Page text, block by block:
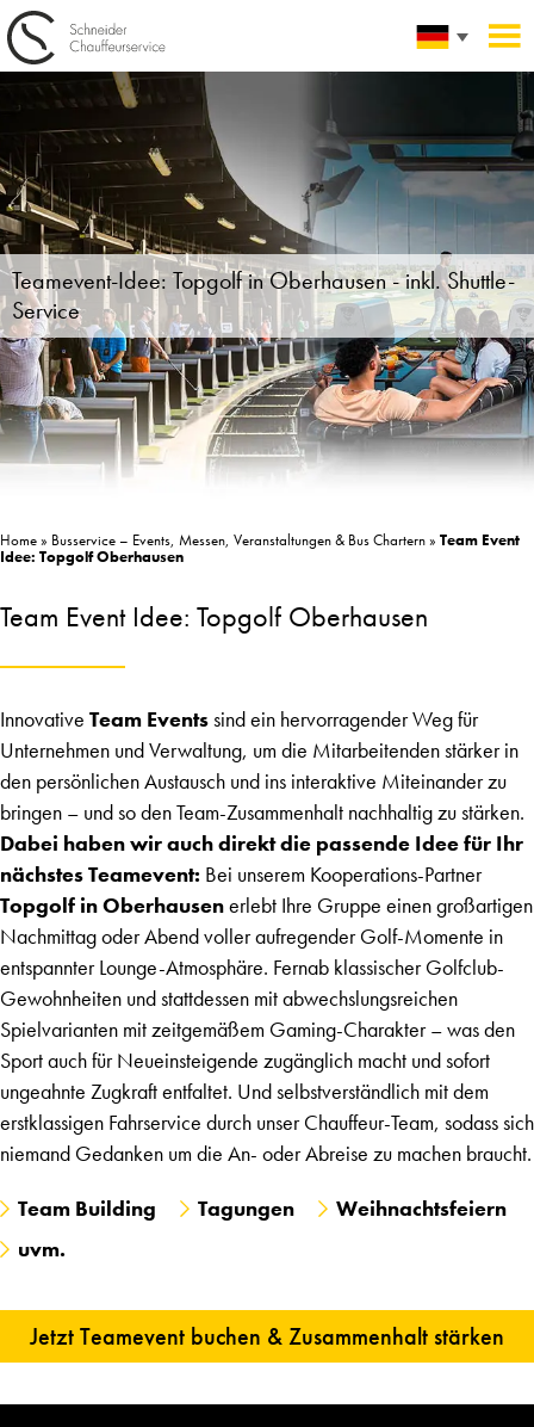
Teamevent-Idee:Topgolf in Oberhausen -inkl. Shuttle-
Service
Home» Busservice – Events, Messen, Veranstaltungen & Bus Chartern» Team Event
Idee: Topgolf Oberhausen
Team Event Idee: Topgolf Oberhausen
Innovative Team Eventssind ein hervorragender Weg für
Unternehmen und Verwaltung, um die Mitarbeitenden stärker in
den persönlichen Austausch und ins interaktive Miteinander zu
bringen – und so den Team-Zusammenhalt nachhaltig zu stärken.
Dabei haben wir auch direkt die passende Idee für Ihr
nächstes Teamevent: Bei unserem Kooperations-Partner
Topgolf in Oberhausenerlebt Ihre Gruppe einen großartigen
Nachmittag oder Abend voller aufregender Golf-Momente in
entspannter Lounge-Atmosphäre. Fernab klassischer Golfclub-
Gewohnheiten und stattdessen mit abwechslungsreichen
Spielvarianten mit zeitgemäßem Gaming-Charakter – was den
Sport auch für Neueinsteigende zugänglich macht und sofort
ungeahnte Zugkraft entfaltet. Und selbstverständlich mit dem
erstklassigen Fahrservice durch unser Chauffeur-Team, sodass sich
niemand Gedanken um die An- oder Abreise zu machen braucht.
Team Building
Tagungen
Weihnachtsfeiern
uvm.
Jetzt Teamevent buchen & Zusammenhalt stärken